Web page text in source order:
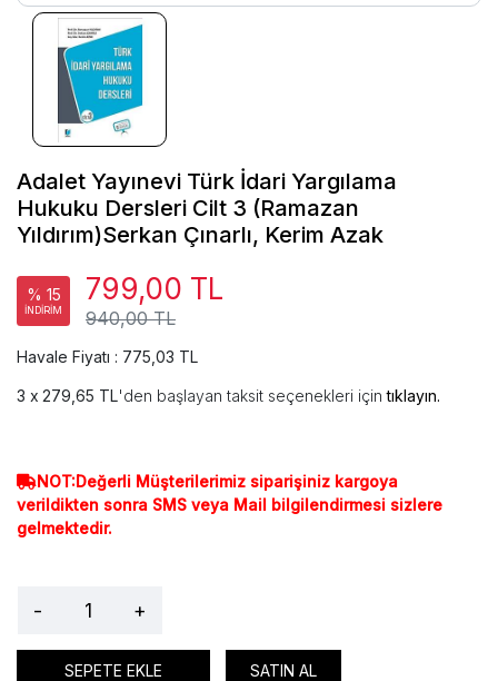
Adalet Yayınevi Türk İdari Yargılama
Hukuku Dersleri Cilt 3 (Ramazan
Yıldırım)Serkan Çınarlı, Kerim Azak
% 15
İNDİRİM 940,00 TL
799,00 TL
Havale Fiyatı : 775,03 TL
279,65 TL'den başlayan taksit seçenekleri içintıklayın.
NOT:Değerli Müşterilerimiz siparişiniz kargoya
verildikten sonra SMS veya Mail bilgilendirmesi sizlere
gelmektedir.
- +
SEPETE EKLE SATIN AL